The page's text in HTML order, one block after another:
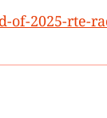
of-2025-rte-